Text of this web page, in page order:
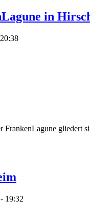
in
FrankenLagune
19:32